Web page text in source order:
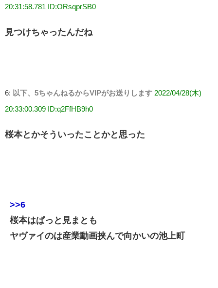
20:31:58.781 ID:ORsqprSB0
見つけちゃったんだね
6: 以下、5ちゃんねるからVIPがお送りします 2022/04/28(木)
20:33:00.309 ID:q2FfHB9h0
桜本とかそういったことかと思った
>>6
桜本はぱっと見まとも
ヤヴァイのは産業動画挟んで向かいの池上町